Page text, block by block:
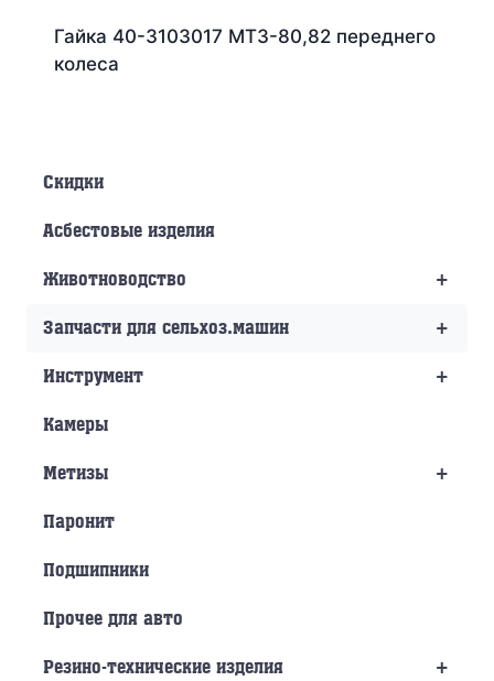
Гайка 40-3103017 МТЗ-80,82 переднего
колеса
Скидки
Асбестовые изделия
+
Животноводство
+
Запчасти для сельхоз.машин
+
Инструмент
Камеры
+
Метизы
Паронит
Подшипники
Прочее для авто
+
Резино-технические изделия